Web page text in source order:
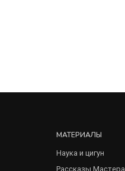
МАТЕРИАЛЫ
Наука и цигун
Рассказы Мастера